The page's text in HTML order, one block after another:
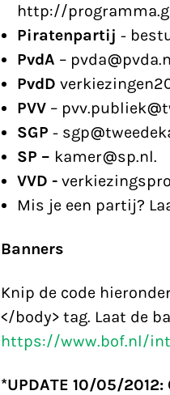
http://
Piratenpartij -
PvdA –
PvdD
PVV–
SGP -
SP – kamer@sp.nl.
VVD -
Mis je een partij?
Banners
Knip de code
</body> tag. Laat de
https://www.bof.nl/
*UPDATE 10/05/